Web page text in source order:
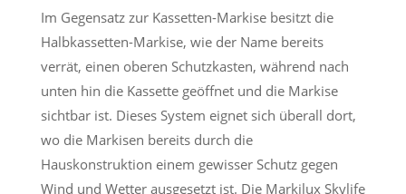
Im Gegensatz zur Kassetten-Markise besitzt die
Halbkassetten-Markise, wie der Name bereits
verrät, einen oberen Schutzkasten, während nach
unten hin die Kassette geöffnet und die Markise
sichtbar ist. Dieses System eignet sich überall dort,
wo die Markisen bereits durch die
Hauskonstruktion einem gewisser Schutz gegen
Wind und Wetter ausgesetzt ist. Die Markilux Skylife